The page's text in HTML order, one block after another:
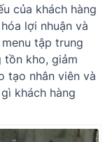
của khách hàng
lợi nhuận và
tập trung
tồn kho, giảm
tạo nhân viên và
khách hàng